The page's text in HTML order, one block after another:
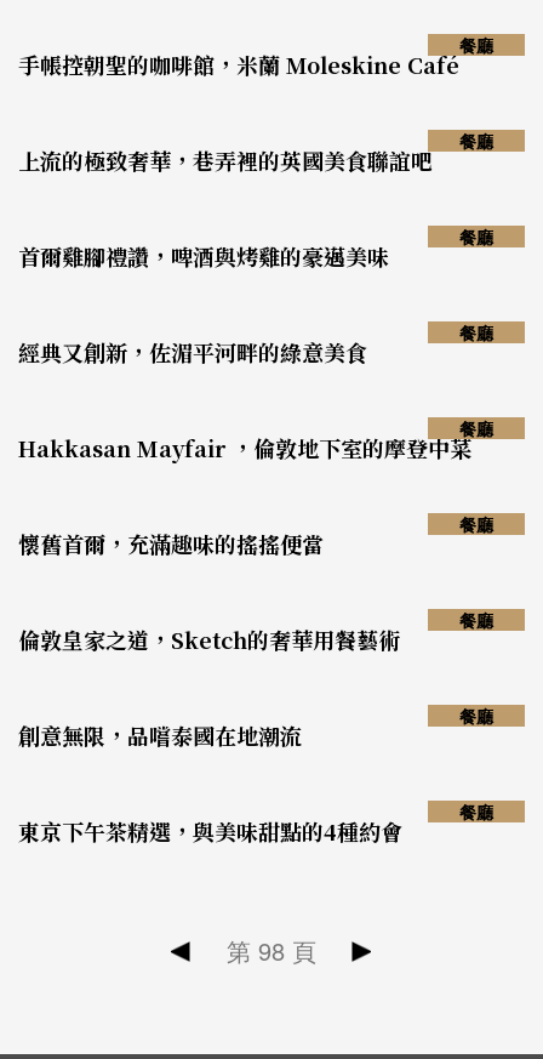
手帳控朝聖的咖啡館，米蘭 Moleskine Café
餐廳
上流的極致奢華，巷弄裡的英國美食聯誼吧
餐廳
首爾雞腳禮讚，啤酒與烤雞的豪邁美味
餐廳
經典又創新，佐湄平河畔的綠意美食
餐廳
Hakkasan Mayfair ，倫敦地下室的摩登中菜
餐廳
懷舊首爾，充滿趣味的搖搖便當
餐廳
倫敦皇家之道，Sketch的奢華用餐藝術
餐廳
創意無限，品嚐泰國在地潮流
餐廳
東京下午茶精選，與美味甜點的4種約會
餐廳
第 98 頁